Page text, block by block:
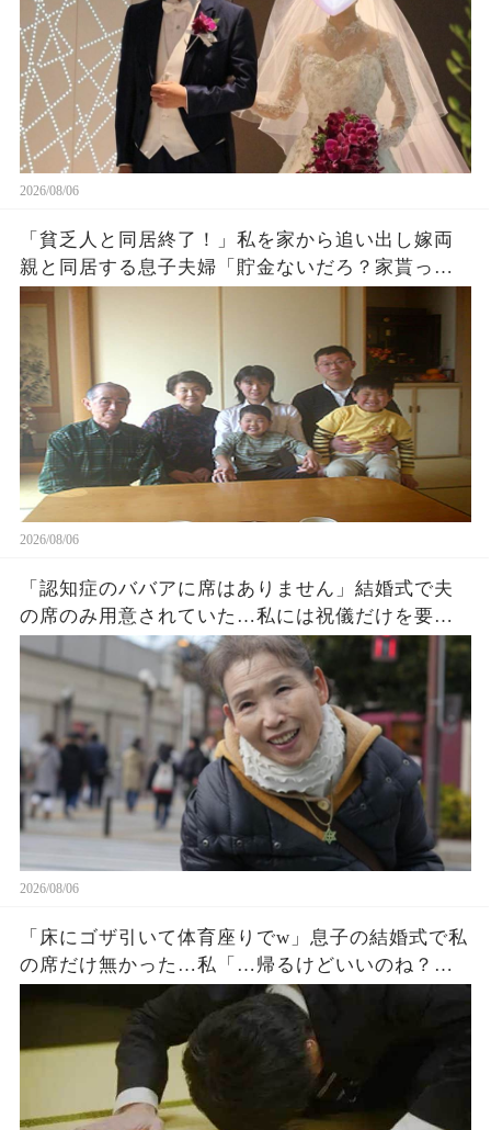
2026/08/06
「貧乏人と同居終了！」私を家から追い出し嫁両
親と同居する息子夫婦「貯金ないだろ？家貰った
ら用済みでーすw」1週間後、息子から100件鬼電
2026/08/06
「認知症のババアに席はありません」結婚式で夫
の席のみ用意されていた…私には祝儀だけを要求
する息子夫婦。私たち夫婦は無言で式場を去った
→直後、料金未納で結婚式は取り消された
2026/08/06
「床にゴザ引いて体育座りでw」息子の結婚式で私
の席だけ無かった…私「…帰るけどいいのね？」
息子嫁「とっとと帰れw」→30分後、結婚式でトラ
ブルが起きたw